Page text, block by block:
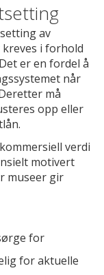
av
i forhold
er en fordel å
når
må
opp eller
verdi
motivert
museer gir
for
for aktuelle